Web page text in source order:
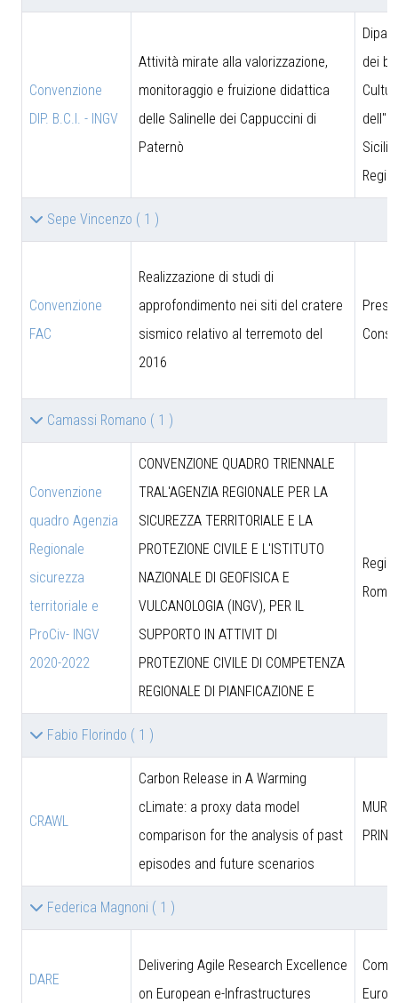
Convenzione
DIP. B.C.I. - INGV
Attività mirate alla valorizzazione,
monitoraggio e fruizione didattica
delle Salinelle dei Cappuccini di
Paternò
dei
Sepe Vincenzo ( 1 )
Convenzione
FAC
Realizzazione di studi di
approfondimento nei siti del cratere
sismico relativo al terremoto del
2016
Camassi Romano ( 1 )
Convenzione
quadro Agenzia
Regionale
sicurezza
territoriale e
ProCiv- INGV
2020-2022
CONVENZIONE QUADRO TRIENNALE
TRAL'AGENZIA REGIONALE PER LA
SICUREZZA TERRITORIALE E LA
PROTEZIONE CIVILE E L'ISTITUTO
NAZIONALE DI GEOFISICA E
VULCANOLOGIA (INGV), PER IL
SUPPORTO IN ATTIVIT DI
PROTEZIONE CIVILE DI COMPETENZA
REGIONALE DI PIANFICAZIONE E
Fabio Florindo ( 1 )
CRAWL
Carbon Release in A Warming
cLimate: a proxy data model
comparison for the analysis of past
episodes and future scenarios
MUR
PRIN)
Federica Magnoni ( 1 )
DARE
Delivering Agile Research Excellence
on European e-Infrastructures